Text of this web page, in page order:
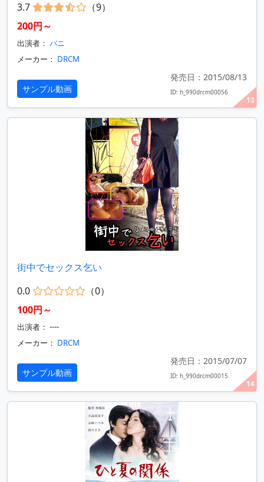
13
3.7
（9）
200円～
出演者： バニ
メーカー： DRCM
サンプル動画
発売日：2015/08/13
ID: h_990drcm00056
14
街中でセックス乞い
0.0
（0）
100円～
出演者： ----
メーカー： DRCM
サンプル動画
発売日：2015/07/07
ID: h_990drcm00015